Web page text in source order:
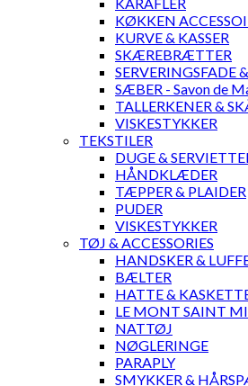
KØKKEN
KURVE & KASSER
SKÆREBRÆTTER
SERVERINGSFADE
SÆBER - Savon de
TALLERKENER &
VISKESTYKKER
TEKSTILER
DUGE &
HÅNDKLÆDER
TÆPPER & PLAIDER
PUDER
VISKESTYKKER
TØJ & ACCESSORIES
HANDSKER &
BÆLTER
HATTE &
LE MONT SAINT
NATTØJ
NØGLERINGE
PARAPLY
SMYKKER &